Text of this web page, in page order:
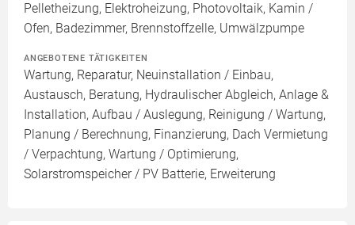
Pelletheizung, Elektroheizung, Photovoltaik, Kamin /
Ofen, Badezimmer, Brennstoffzelle, Umwälzpumpe
ANGEBOTENE TÄTIGKEITEN
Wartung, Reparatur, Neuinstallation / Einbau,
Austausch, Beratung, Hydraulischer Abgleich, Anlage &
Installation, Aufbau / Auslegung, Reinigung / Wartung,
Planung / Berechnung, Finanzierung, Dach Vermietung
/ Verpachtung, Wartung / Optimierung,
Solarstromspeicher / PV Batterie, Erweiterung